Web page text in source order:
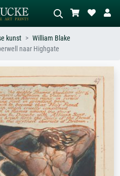
Beschrijf de scène – bijv. groene
weide, abstract met veel rood, donker
olieverfschilderij, staand naakt naast
een boom.
kunst
William Blake
naar Highgate